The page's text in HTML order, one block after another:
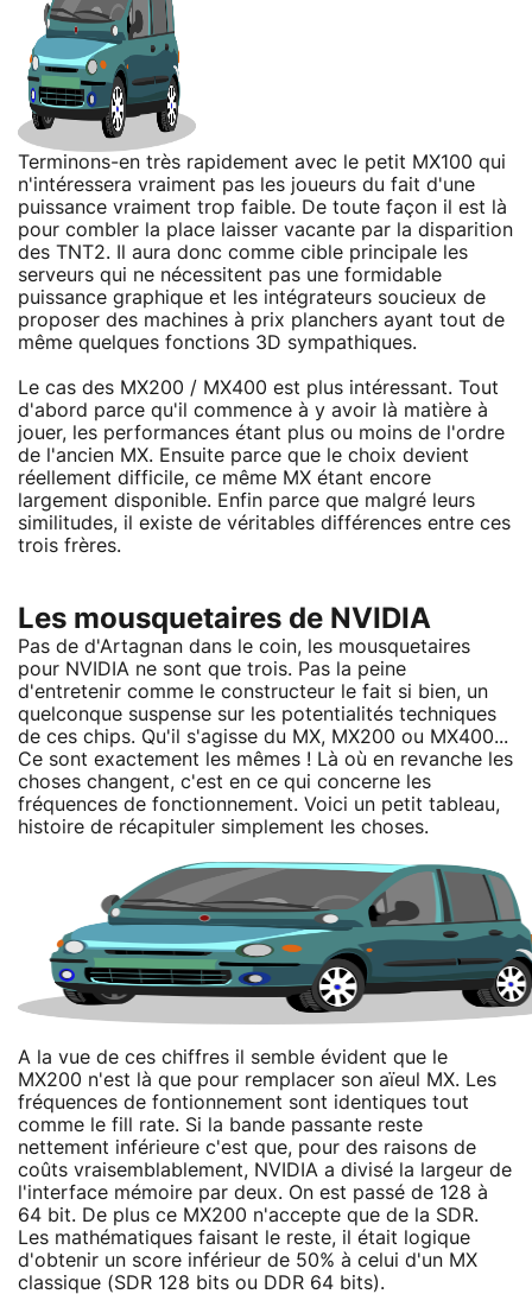
Terminons-en très rapidement avec le petit MX100 qui
n'intéressera vraiment pas les joueurs du fait d'une
puissance vraiment trop faible. De toute façon il est là
pour combler la place laisser vacante par la disparition
des TNT2. Il aura donc comme cible principale les
serveurs qui ne nécessitent pas une formidable
puissance graphique et les intégrateurs soucieux de
proposer des machines à prix planchers ayant tout de
même quelques fonctions 3D sympathiques.
Le cas des MX200 / MX400 est plus intéressant. Tout
d'abord parce qu'il commence à y avoir là matière à
jouer, les performances étant plus ou moins de l'ordre
de l'ancien MX. Ensuite parce que le choix devient
réellement difficile, ce même MX étant encore
largement disponible. Enfin parce que malgré leurs
similitudes, il existe de véritables différences entre ces
trois frères.
Les mousquetaires de NVIDIA
Pas de d'Artagnan dans le coin, les mousquetaires
pour NVIDIA ne sont que trois. Pas la peine
d'entretenir comme le constructeur le fait si bien, un
quelconque suspense sur les potentialités techniques
de ces chips. Qu'il s'agisse du MX, MX200 ou MX400...
Ce sont exactement les mêmes ! Là où en revanche les
choses changent, c'est en ce qui concerne les
fréquences de fonctionnement. Voici un petit tableau,
histoire de récapituler simplement les choses.
A la vue de ces chiffres il semble évident que le
MX200 n'est là que pour remplacer son aïeul MX. Les
fréquences de fontionnement sont identiques tout
comme le fill rate. Si la bande passante reste
nettement inférieure c'est que, pour des raisons de
coûts vraisemblablement, NVIDIA a divisé la largeur de
l'interface mémoire par deux. On est passé de 128 à
64 bit. De plus ce MX200 n'accepte que de la SDR.
Les mathématiques faisant le reste, il était logique
d'obtenir un score inférieur de 50% à celui d'un MX
classique (SDR 128 bits ou DDR 64 bits).